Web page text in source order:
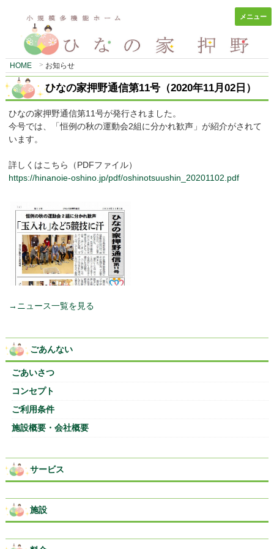
メニュー
HOME お知らせ
ひなの家押野通信第11号（2020年11月02日）
ひなの家押野通信第11号が発行されました。
今号では、「恒例の秋の運動会2組に分かれ歓声」が紹介がされて
います。
詳しくはこちら（PDFファイル）
https://hinanoie-oshino.jp/pdf/oshinotsuushin_20201102.pdf
→ニュース一覧を見る
ごあんない
ごあいさつ
コンセプト
ご利用条件
施設概要・会社概要
サービス
施設